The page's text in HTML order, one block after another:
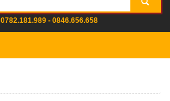
0782.181.989 - 0846.656.658